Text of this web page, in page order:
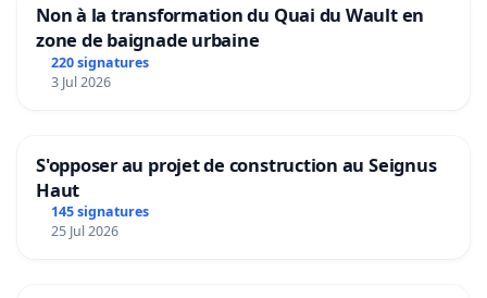
Non à la transformation du Quai du Wault en
zone de baignade urbaine
220 signatures
3 Jul 2026
S'opposer au projet de construction au Seignus
Haut
145 signatures
25 Jul 2026